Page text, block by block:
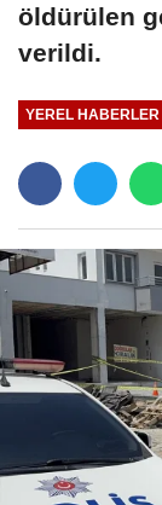
öldürülen
verildi.
YEREL HABERLER